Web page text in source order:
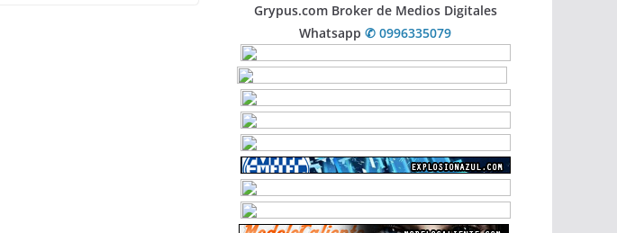
Grypus.com Broker de Medios Digitales
Whatsapp ✆ 0996335079